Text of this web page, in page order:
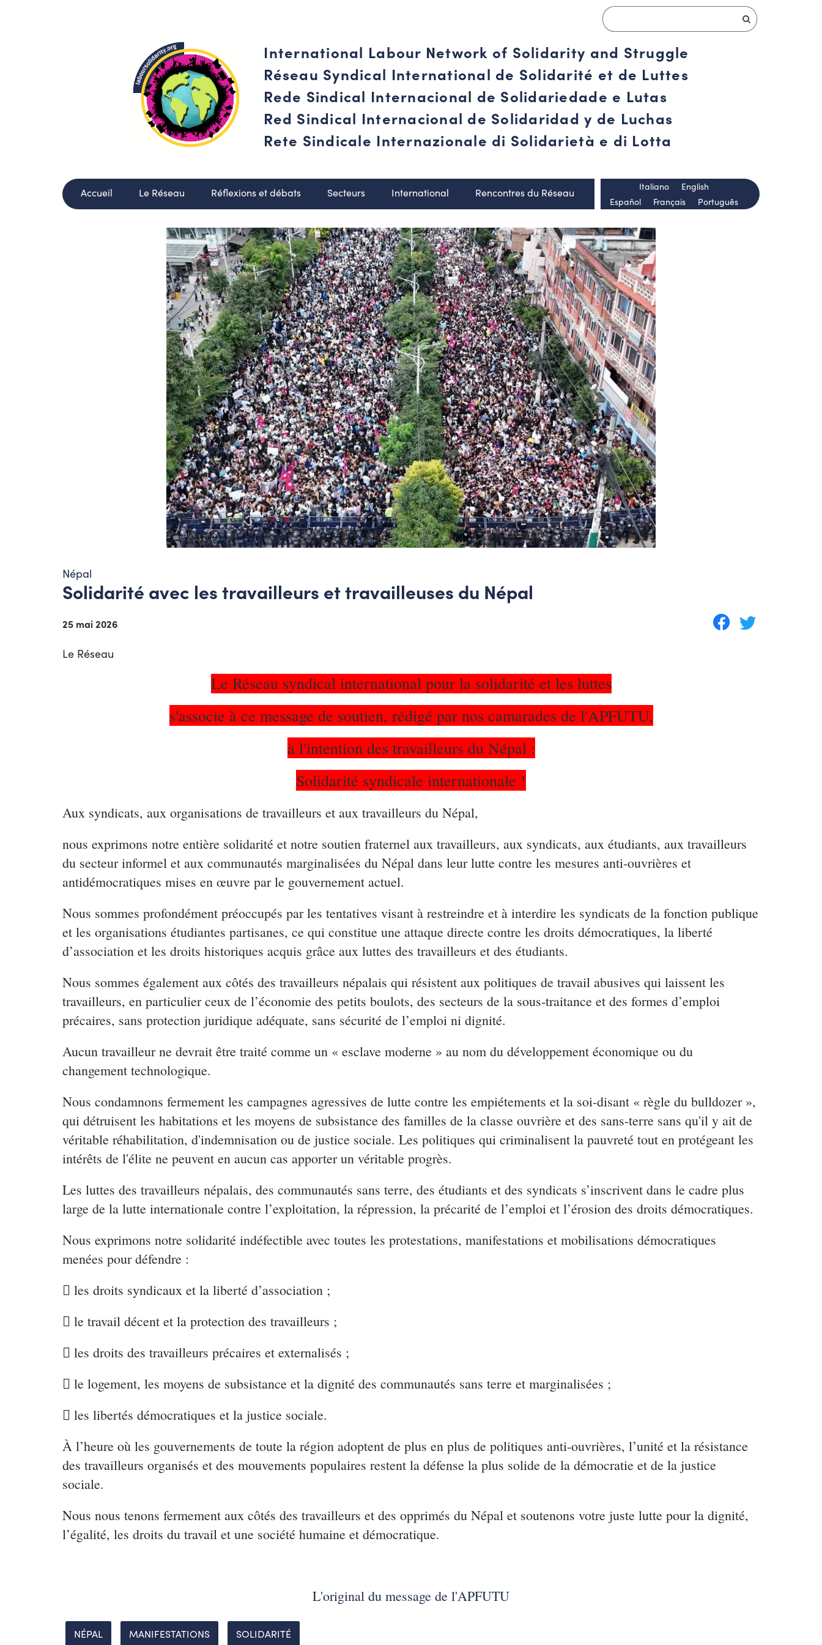
International Labour Network of Solidarity and Struggle
Réseau Syndical International de Solidarité et de Luttes
Rede Sindical Internacional de Solidariedade e Lutas
Red Sindical Internacional de Solidaridad y de Luchas
Rete Sindicale Internazionale di Solidarietà e di Lotta
Accueil Le Réseau Réflexions et débats Secteurs International Rencontres du Réseau
Español Français Português
Italiano English
Népal
Solidarité avec les travailleurs et travailleuses du Népal
25 mai 2026
Le Réseau
Le Réseau syndical international pour la solidarité et les luttes
s'associe à ce message de soutien, rédigé par nos camarades de l'APFUTU,
à l'intention des travailleurs du Népal :
Solidarité syndicale internationale !
Aux syndicats, aux organisations de travailleurs et aux travailleurs du Népal,
nous exprimons notre entière solidarité et notre soutien fraternel aux travailleurs, aux syndicats, aux étudiants, aux travailleurs
du secteur informel et aux communautés marginalisées du Népal dans leur lutte contre les mesures anti-ouvrières et
antidémocratiques mises en œuvre par le gouvernement actuel.
Nous sommes profondément préoccupés par les tentatives visant à restreindre et à interdire les syndicats de la fonction publique
et les organisations étudiantes partisanes, ce qui constitue une attaque directe contre les droits démocratiques, la liberté
d’association et les droits historiques acquis grâce aux luttes des travailleurs et des étudiants.
Nous sommes également aux côtés des travailleurs népalais qui résistent aux politiques de travail abusives qui laissent les
travailleurs, en particulier ceux de l’économie des petits boulots, des secteurs de la sous-traitance et des formes d’emploi
précaires, sans protection juridique adéquate, sans sécurité de l’emploi ni dignité.
Aucun travailleur ne devrait être traité comme un « esclave moderne » au nom du développement économique ou du
changement technologique.
Nous condamnons fermement les campagnes agressives de lutte contre les empiétements et la soi-disant « règle du bulldozer »,
qui détruisent les habitations et les moyens de subsistance des familles de la classe ouvrière et des sans-terre sans qu'il y ait de
véritable réhabilitation, d'indemnisation ou de justice sociale. Les politiques qui criminalisent la pauvreté tout en protégeant les
intérêts de l'élite ne peuvent en aucun cas apporter un véritable progrès.
Les luttes des travailleurs népalais, des communautés sans terre, des étudiants et des syndicats s’inscrivent dans le cadre plus
large de la lutte internationale contre l’exploitation, la répression, la précarité de l’emploi et l’érosion des droits démocratiques.
Nous exprimons notre solidarité indéfectible avec toutes les protestations, manifestations et mobilisations démocratiques
menées pour défendre :
 les droits syndicaux et la liberté d’association ;
 le travail décent et la protection des travailleurs ;
 les droits des travailleurs précaires et externalisés ;
 le logement, les moyens de subsistance et la dignité des communautés sans terre et marginalisées ;
 les libertés démocratiques et la justice sociale.
À l’heure où les gouvernements de toute la région adoptent de plus en plus de politiques anti-ouvrières, l’unité et la résistance
des travailleurs organisés et des mouvements populaires restent la défense la plus solide de la démocratie et de la justice
sociale.
Nous nous tenons fermement aux côtés des travailleurs et des opprimés du Népal et soutenons votre juste lutte pour la dignité,
l’égalité, les droits du travail et une société humaine et démocratique.
L'original du message de l'APFUTU
NÉPAL MANIFESTATIONS SOLIDARITÉ